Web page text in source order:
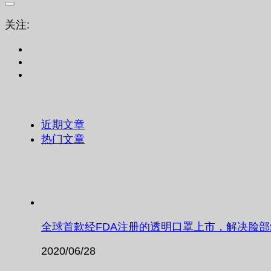
关注:
近期文章
热门文章
全球首款经FDA注册的透明口罩上市，解决脸
2020/06/28